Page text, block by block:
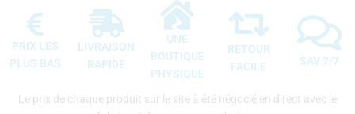
PRIX LES
PLUS BAS
LIVRAISON
RAPIDE
UNE
BOUTIQUE
PHYSIQUE
RETOUR
FACILE
SAV 7/7
Le prix de chaque produit sur le site à été négocié en direct avec le